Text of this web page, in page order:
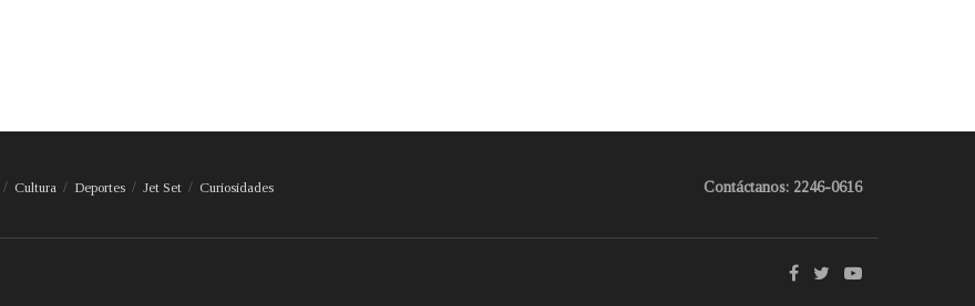
Cultura Deportes Jet Set Curiosidades Contáctanos: 2246-0616